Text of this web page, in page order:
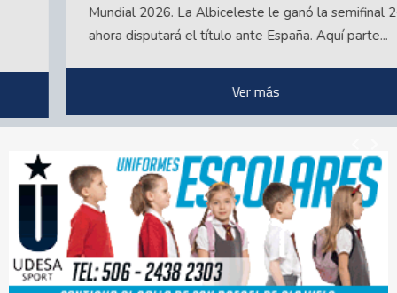
Mundial 2026. La Albiceleste le ganó la semifinal 2-1 y
ahora disputará el título ante España. Aquí parte...